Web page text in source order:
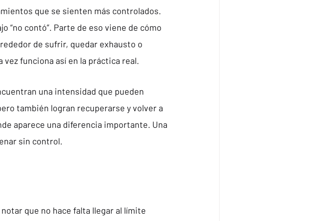
que se sienten más controlados.
“no contó”. Parte de eso viene de cómo
de sufrir, quedar exhausto o
funciona así en la práctica real.
una intensidad que pueden
también logran recuperarse y volver a
aparece una diferencia importante. Una
sin control.
que no hace falta llegar al límite